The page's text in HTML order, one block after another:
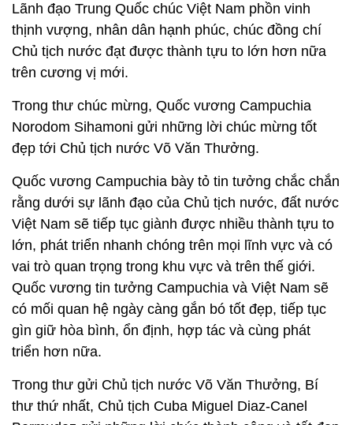
Lãnh đạo Trung Quốc chúc Việt Nam phồn vinh
thịnh vượng, nhân dân hạnh phúc, chúc đồng chí
Chủ tịch nước đạt được thành tựu to lớn hơn nữa
trên cương vị mới.
Trong thư chúc mừng, Quốc vương Campuchia
Norodom Sihamoni gửi những lời chúc mừng tốt
đẹp tới Chủ tịch nước Võ Văn Thưởng.
Quốc vương Campuchia bày tỏ tin tưởng chắc chắn
rằng dưới sự lãnh đạo của Chủ tịch nước, đất nước
Việt Nam sẽ tiếp tục giành được nhiều thành tựu to
lớn, phát triển nhanh chóng trên mọi lĩnh vực và có
vai trò quan trọng trong khu vực và trên thế giới.
Quốc vương tin tưởng Campuchia và Việt Nam sẽ
có mối quan hệ ngày càng gắn bó tốt đẹp, tiếp tục
gìn giữ hòa bình, ổn định, hợp tác và cùng phát
triển hơn nữa.
Trong thư gửi Chủ tịch nước Võ Văn Thưởng, Bí
thư thứ nhất, Chủ tịch Cuba Miguel Diaz-Canel